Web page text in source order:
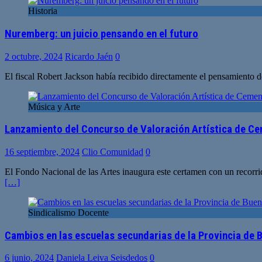
Historia
Nuremberg: un juicio pensando en el futuro
2 octubre, 2024 Ricardo Jaén 0
El fiscal Robert Jackson había recibido directamente el
Música y Arte
Lanzamiento del Concurso de Valoración Artística de
16 septiembre, 2024 Clio Comunidad 0
El Fondo Nacional de las Artes inaugura este certamen con un
[…]
Sindicalismo Docente
Cambios en las escuelas secundarias de la Provincia de
6 junio, 2024 Daniela Leiva Seisdedos 0